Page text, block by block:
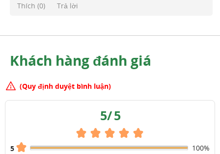
Thích (0) Trả lời
Khách hàng đánh giá
(Quy định duyệt bình luận)
5/5
5
100%